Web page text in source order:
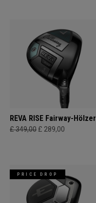
REVA RISE Fairway-Hölzer
£ 349,00 £ 289,00
PRICE DROP